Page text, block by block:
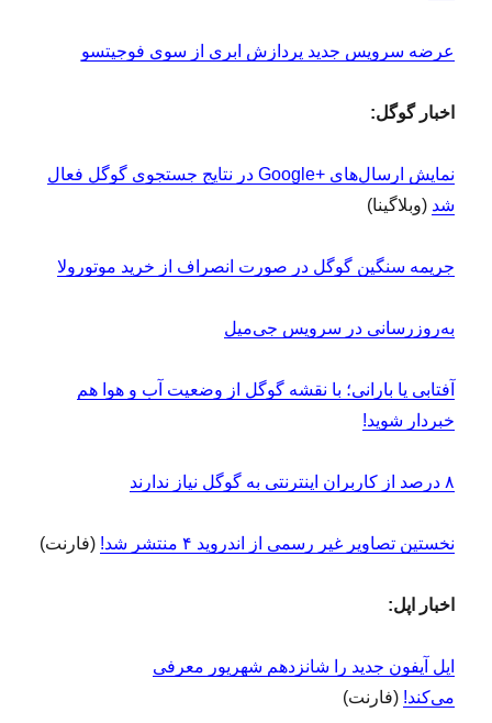
عرضه سرویس جدید پردازش ابری از سوی فوجیتسو
اخبار گوگل:
نمایش ارسال‌های +Google در نتایج جستجوی گوگل فعال
شد (وبلاگینا)
جریمه سنگین گوگل در صورت انصراف از خرید موتورولا
به‌روزرسانی در سرویس جی‌میل
آفتابی یا بارانی؛ با نقشه گوگل از وضعیت آب و هوا هم
خبردار شوید!
۸ درصد از کاربران اینترنتی به گوگل نیاز ندارند
نخستین تصاویر غیر رسمی از اندروید ۴ منتشر شد! (فارنت)
اخبار اپل:
اپل آیفون جدید را شانزدهم شهریور معرفی
می‌کند! (فارنت)